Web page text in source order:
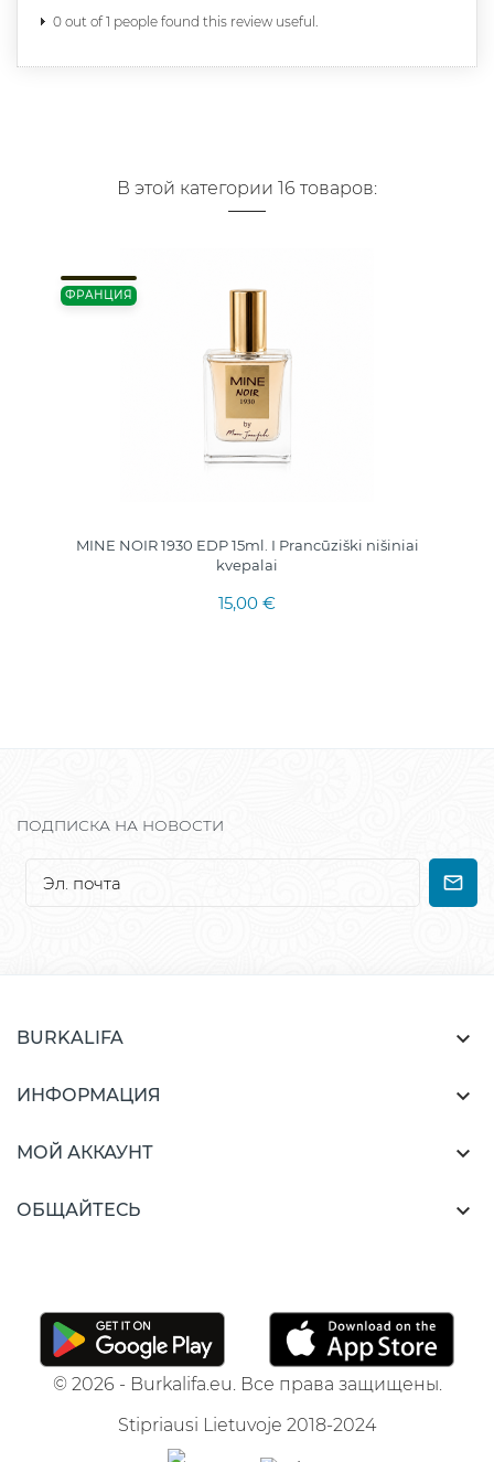
0 out of 1 people found this review useful.
В этой категории 16 товаров:
ФРАНЦИЯ
MINE NOIR 1930 EDP 15ml. I Prancūziški nišiniai
kvepalai
15,00 €
ПОДПИСКА НА НОВОСТИ
BURKALIFA 
ИНФОРМАЦИЯ 
МОЙ АККАУНТ 
ОБЩАЙТЕСЬ 
© 2026 - Burkalifa.eu. Все права защищены.
Stipriausi Lietuvoje 2018-2024